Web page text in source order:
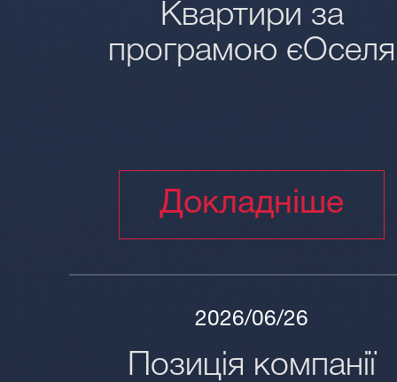
Квартири за
програмою єОселя
Докладніше
2026/06/26
Позиція компанії